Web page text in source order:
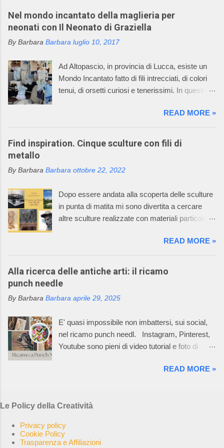
Nel mondo incantato della maglieria per
neonati con Il Neonato di Graziella
By Barbara Barbara luglio 10, 2017
Ad Altopascio, in provincia di Lucca, esiste un
Mondo Incantato fatto di fili intrecciati, di colori
tenui, di orsetti curiosi e tenerissimi. In questo
artigiani, che lavorano i fili con la maglieria e con
l’uncinetto, creando dei deliziosi vestitini per
bambini. Questo mondo incantato è il sogno,
avverato, della signora Graziella, che dal 1968
per il mondo dei bambini. Oggi l’azienda della
diventata leader nel settore “maglieria esterna
diminuita” e il suo mondo incantato ha
affascinato anche tutti i componenti della sua
capi dell’azienda consiste nell’utilizzare
macchinari, che permettono di realizzare ogni
singolo pezzo del prodotto già nella taglia
desiderata e non un rettangolo di maglia dal
quale tagliare le varie parti per poi assemblarle.
READ MORE »
Find inspiration. Cinque sculture con fili di
metallo
By Barbara Barbara ottobre 22, 2022
Dopo essere andata alla scoperta delle sculture
in punta di matita mi sono divertita a cercare
altre sculture realizzate con materiali particolari.
diventare un'opera d'arte. Il mio racconto non
può non partire dalla materia prima: il metallo è
un elemento chimico caratterizzato da alto
elevata. L’uso dei metalli, dalla produzione di
aventi valore espressivo autonomo, è diffuso fin
dalle civiltà più antiche. Le tecniche di
lavorazione sono elaborate in un lento processo,
lamine di metallo giunge alle tecniche di fusione,
di espressione artistica, nella realizzazione di
opere di scultura. Ho selezionato 5 opere, di
altrettanti artisti, che in qualche modo hann...
READ MORE »
Alla ricerca delle antiche arti: il ricamo
punch needle
By Barbara Barbara aprile 29, 2025
E' quasi impossibile non imbattersi, sui social,
nel ricamo punch needl. Instagram, Pinterest,
Youtube sono pieni di video tutorial e foto di
sembra, facilissimi da realizzare. Oggi, la
creatività e slow craft, risuonano con una nuova
I creativi di tutto il mondo stanno sperimentando
le possibilità del punch needle, come hobby,
READ MORE »
Le Policy della Creatività
Privacy policy
Cookie Policy
Trasparenza e Affiliazioni